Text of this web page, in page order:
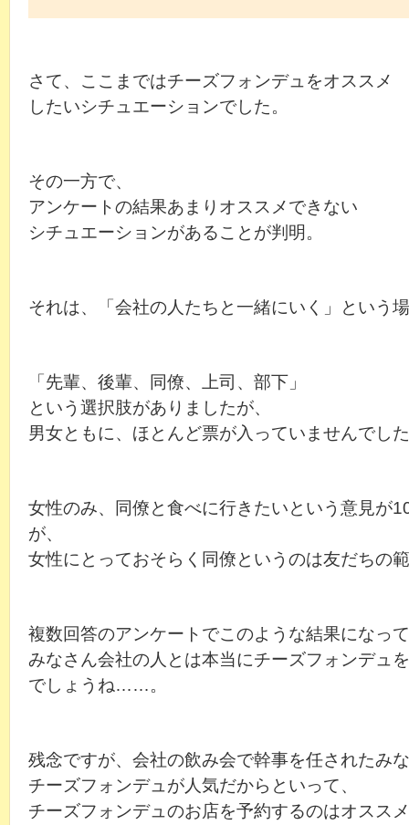
さて、ここまではチーズフォンデュをオススメ
したいシチュエーションでした。
その一方で、
アンケートの結果あまりオススメできない
シチュエーションがあることが判明。
それは、「会社の人たちと一緒にいく」という
「先輩、後輩、同僚、上司、部下」
という選択肢がありましたが、
男女ともに、ほとんど票が入っていませんでし
女性のみ、同僚と食べに行きたいという意見が
が、
女性にとっておそらく同僚というのは友だちの
複数回答のアンケートでこのような結果になっ
みなさん会社の人とは本当にチーズフォンデュ
でしょうね……。
残念ですが、会社の飲み会で幹事を任されたみ
チーズフォンデュが人気だからといって、
チーズフォンデュのお店を予約するのはオスス